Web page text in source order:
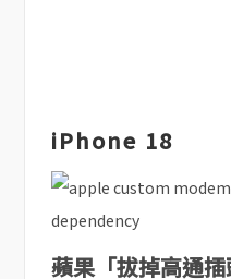
iPhone 18
蘋果「拔掉高通